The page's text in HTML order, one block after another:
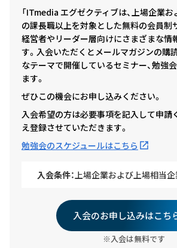
「ITmedia エグゼクティブは、上場企業
の課長職以上を対象とした無料の会員制
経営者やリーダー層向けにさまざまな情
す。入会いただくとメールマガジンの購
なテーマで開催しているセミナー、勉強
ます。
ぜひこの機会にお申し込みください。
入会希望の方は必要事項を記入して申請
え登録させていただきます。
勉強会のスケジュールはこちら
入会条件： 上場企業および上場相当
入会のお申し込みはこち
※入会は無料です